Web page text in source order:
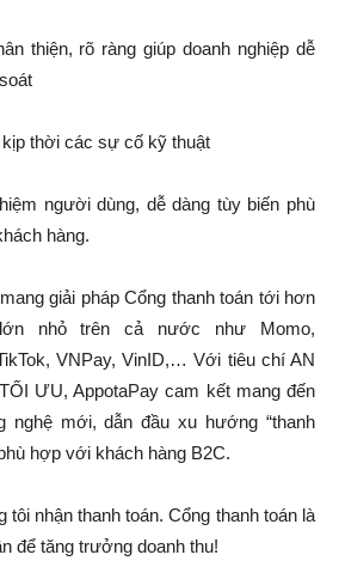
thiện, rõ ràng giúp doanh nghiệp dễ
thời các sự cố kỹ thuật
người dùng, dễ dàng tùy biến phù
hàng.
giải pháp Cổng thanh toán tới hơn
nhỏ trên cả nước như Momo,
VNPay, VinID,… Với tiêu chí AN
ƯU, AppotaPay cam kết mang đến
nghệ mới, dẫn đầu xu hướng “thanh
hợp với khách hàng B2C.
tôi nhận thanh toán. Cổng thanh toán là
để tăng trưởng doanh thu!